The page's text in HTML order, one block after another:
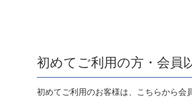
初めてご利用の方・会員
初めてご利用のお客様は、こちらから会